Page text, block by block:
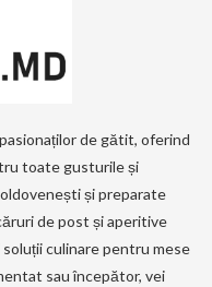
de gătit, oferind
toate gusturile și
și preparate
de post și aperitive
culinare pentru mese
sau începător, vei